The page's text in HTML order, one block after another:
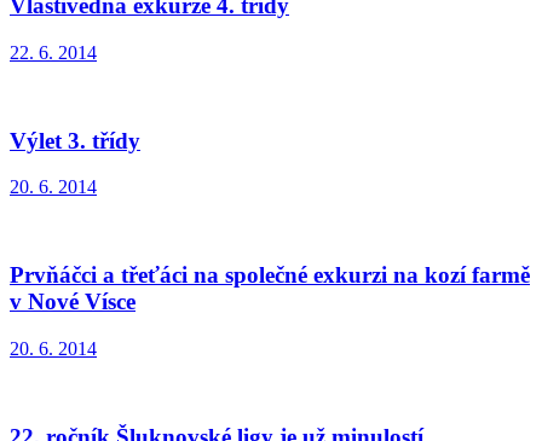
Vlastivědná exkurze 4. třídy
22. 6. 2014
Výlet 3. třídy
20. 6. 2014
Prvňáčci a třeťáci na společné exkurzi na kozí farmě
v Nové Vísce
20. 6. 2014